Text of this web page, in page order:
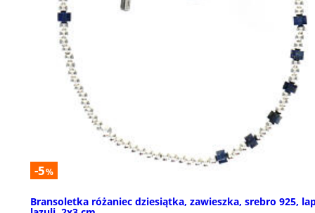
-5%
Bransoletka różaniec dziesiątka, zawieszka, srebro 925,